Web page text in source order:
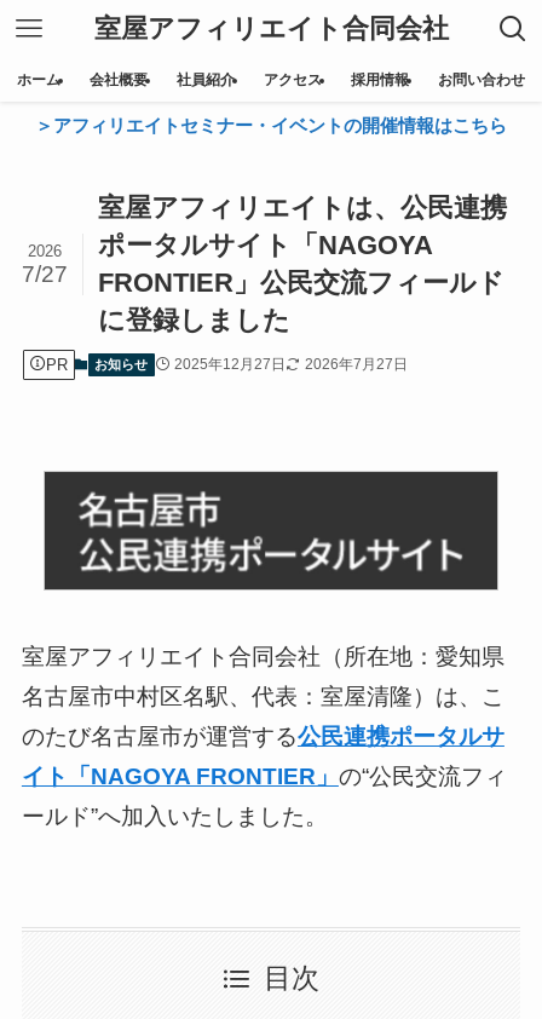
室屋アフィリエイト合同会社
ホーム 会社概要 社員紹介 アクセス 採用情報 お問い合わせ
＞アフィリエイトセミナー・イベントの開催情報はこちら
室屋アフィリエイトは、公民連携
ポータルサイト「NAGOYA
FRONTIER」公民交流フィールド
に登録しました
2026
7/27
PR お知らせ 2025年12月27日 2026年7月27日
室屋アフィリエイト合同会社（所在地：愛知県
名古屋市中村区名駅、代表：室屋清隆）は、こ
のたび名古屋市が運営する公民連携ポータルサ
イト「NAGOYA FRONTIER」 の“公民交流フィ
ールド”へ加入いたしました。
目次